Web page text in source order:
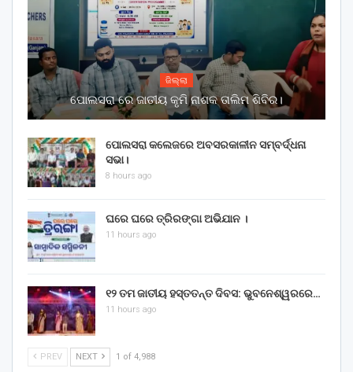
ଜିଲ୍ଲା
ପୋଲସରା ରେ ଜାତୀୟ କୃମି ନାଶକ ତାଲିମ ଶିବିର।
ପୋଲସରା କଲେଜରେ ଅବସରକାଳୀନ ସମ୍ବର୍ଦ୍ଧନା
ସଭା।
8 hours ago
ଘରେ ଘରେ ତ୍ରିରଙ୍ଗା ଅଭିଯାନ ।
11 hours ago
୧୨ ତମ ଜାତୀୟ ହସ୍ତତନ୍ତ ଦିବସ: ଭୁବନେଶ୍ୱରରେ…
11 hours ago
PREV NEXT 1 of 4,988